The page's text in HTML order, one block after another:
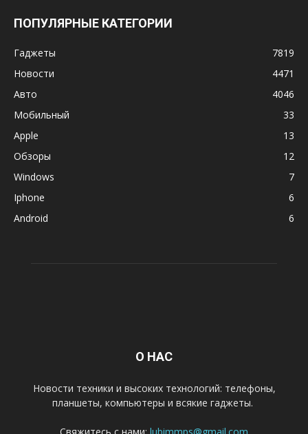
ПОПУЛЯРНЫЕ КАТЕГОРИИ
Гаджеты
7819
Новости
4471
Авто
4046
Мобильный
33
Apple
13
Обзоры
12
Windows
7
Iphone
6
Android
6
О НАС
Новости техники и высоких технологий: телефоны,
планшеты, компьютеры и всякие гаджеты.